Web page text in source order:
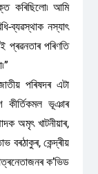
কৰিছিলো৷ আমি
ব্যৱস্থাক নস্যাৎ
প্ৰৱনতাৰ পৰিণতি
পৰিষদৰ এটা
কীৰ্তিকমল ভূঞাৰ
অমৃৎ খাটনীয়াৰ,
বৰঠাকুৰ, কেন্দ্ৰীয়
ক’ভিড